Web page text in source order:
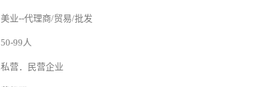
美业--代理商/贸易/批发
50-99人
私营．民营企业